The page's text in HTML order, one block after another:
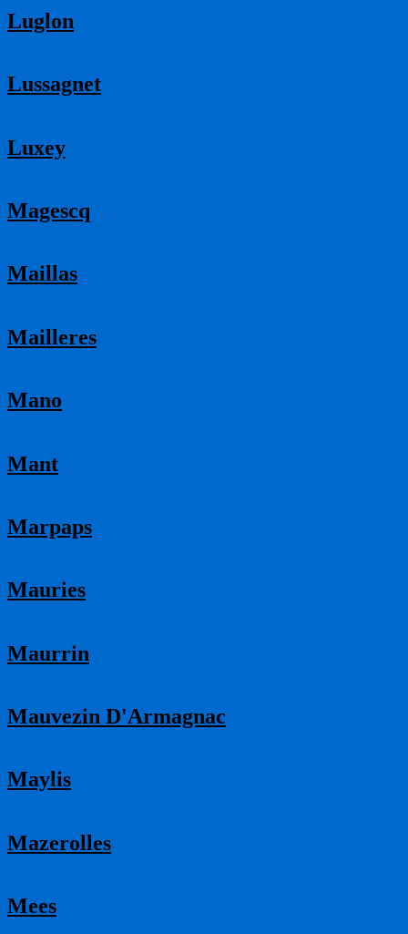
Luglon
Lussagnet
Luxey
Magescq
Maillas
Mailleres
Mano
Mant
Marpaps
Mauries
Maurrin
Mauvezin D'Armagnac
Maylis
Mazerolles
Mees